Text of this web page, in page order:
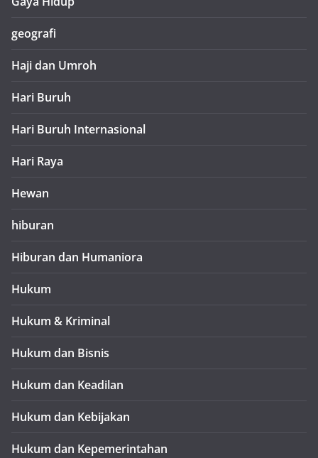
geografi
Haji dan Umroh
Hari Buruh
Hari Buruh Internasional
Hari Raya
Hewan
hiburan
Hiburan dan Humaniora
Hukum
Hukum & Kriminal
Hukum dan Bisnis
Hukum dan Keadilan
Hukum dan Kebijakan
Hukum dan Kepemerintahan